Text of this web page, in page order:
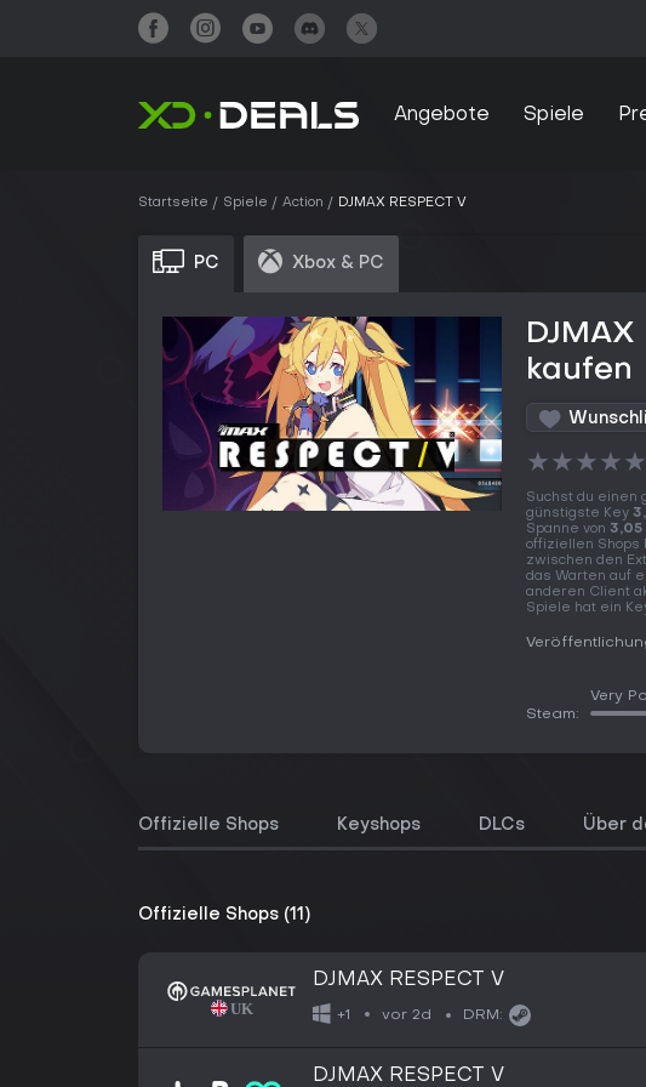
Angebote Spiele
Startseite Spiele Action DJMAX RESPECT V
PC Xbox & PC
DJMAX
kaufen
★★★★★
Suchst du einen
günstigste Key
Spanne von 3,05
offiziellen Shops
zwischen den
das Warten auf
anderen Client
Spiele hat ein
Steam:
Very
Offizielle Shops Keyshops DLCs Über
Offizielle Shops (11)
DJMAX RESPECT V
+1 vor 2d DRM:
DJMAX RESPECT V